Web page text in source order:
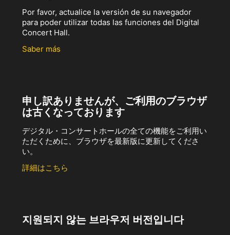
Por favor, actualice la versión de su navegador
para poder utilizar todas las funciones del Digital
Concert Hall.
Saber más
申し訳ありませんが、ご利用のブラウザ
は古くなっております
デジタル・コンサートホールの全ての機能をご利用い
ただくために、ブラウザを最新版に更新してくださ
い。
詳細はこちら
지원되지 않는 브라우저 버전입니다